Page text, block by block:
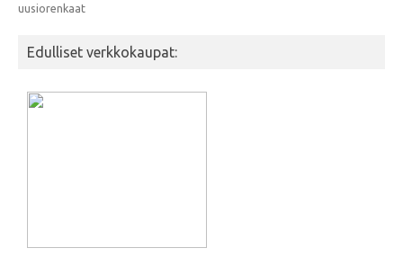
uusiorenkaat
Edulliset verkkokaupat: